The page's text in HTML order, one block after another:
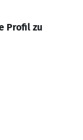
Profil zu